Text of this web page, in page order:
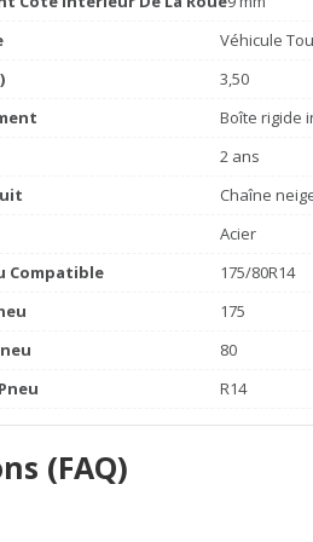
Véhicule
3,50
Boîte rigide
2 ans
Chaîne
Acier
Compatible
175/80R14
175
80
R14
(FAQ)